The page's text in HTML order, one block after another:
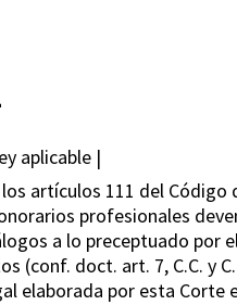
aplicable |
artículos 111 del Código
profesionales
a lo preceptuado por
(conf. doct. art. 7, C.C. y
elaborada por esta